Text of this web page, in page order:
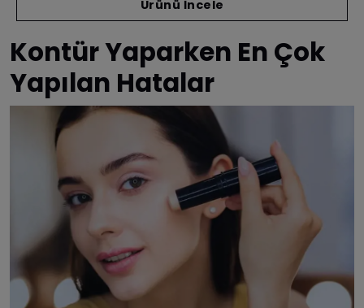
Ürünü İncele
Kontür Yaparken En Çok
Yapılan Hatalar